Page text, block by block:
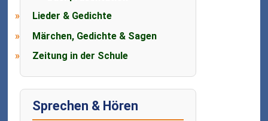
Lieder & Gedichte
Märchen, Gedichte & Sagen
Zeitung in der Schule
Sprechen & Hören